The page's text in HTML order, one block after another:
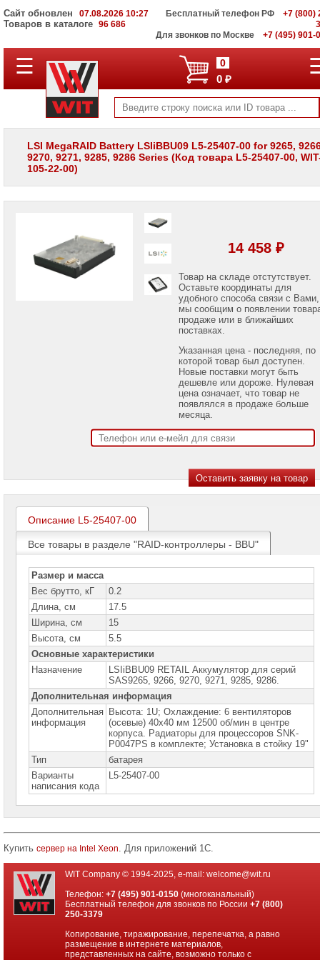
Сайт обновлен 07.08.2026 10:27
Товаров в каталоге 96 686
Бесплатный телефон РФ
+7 (800)
Для звонков по Москве
+7 (495) 901-
ПОЛНЫЙ
КАТАЛОГ
Корпоративные
серверы
WIT
Системы
хранения
данных
LCD
панели
Принтеры
Серверы
Brand
Пассивное
сетевое
оборудование
Активное
сетевое
оборудование
системы
хранения
данных
компьютеров
Компоненты
серверов
Серверные
Серверные
материнские
платы
Серверные
корпуса
Серверные
процессоры
☰ 0
0 ₽
LSI MegaRAID Battery LSIiBBU09 L5-25407-00 for 9265,
9270, 9271, 9285, 9286 Series (Код товара L5-25407-00,
105-22-00)
14 458 ₽
Товар на складе отстутствует.
Оставьте координаты для
удобного способа связи с Вами,
мы сообщим о появлении
продаже или в ближайших
поставках.
Указанная цена - последняя, по
которой товар был доступен.
Новые поставки могут быть
дешевле или дороже. Нулевая
цена означает, что товар не
появлялся в продаже больше
месяца.
Описание L5-25407-00
Все товары в разделе "RAID-контроллеры - BBU"
Размер и масса
Вес брутто, кГ
0.2
Длина, см
17.5
Ширина, см
15
Высота, см
5.5
Основные характеристики
Назначение
LSIiBBU09 RETAIL Аккумулятор для серий
SAS9265, 9266, 9270, 9271, 9285, 9286.
Дополнительная информация
Дополнительная
информация
Высота: 1U; Охлаждение: 6 вентиляторов
(осевые) 40х40 мм 12500 об/мин в центре
корпуса. Радиаторы для процессоров SNK-
P0047PS в комплекте; Установка в стойку 19"
Тип
батарея
Варианты
написания кода
L5-25407-00
Купить сервер на Intel Xeon. Для приложений 1С.
WIT Company © 1994-2025, e-mail: welcome@wit.ru
Телефон:+7 (495) 901-0150 (многоканальный)
Бесплатный телефон для звонков по России+7 (800)
250-3379
Копирование, тиражирование, перепечатка, а равно
размещение в интернете материалов,
представленных на сайте, возможно только с